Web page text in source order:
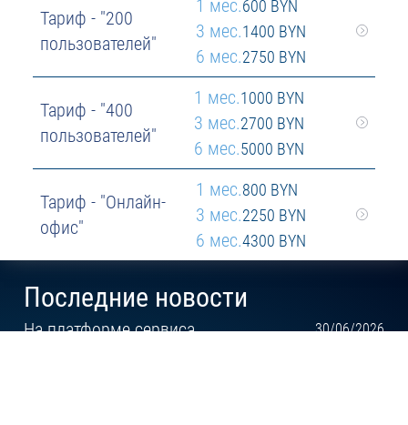
Тариф - "200
пользователей"
1 мес.600 BYN
3 мес.1400 BYN
6 мес.2750 BYN
Тариф - "400
пользователей"
1 мес.1000 BYN
3 мес.2700 BYN
6 мес.5000 BYN
Тариф - "Онлайн-
офис"
1 мес.800 BYN
3 мес.2250 BYN
6 мес.4300 BYN
Последние новости
На платформе сервиса
30/06/2026